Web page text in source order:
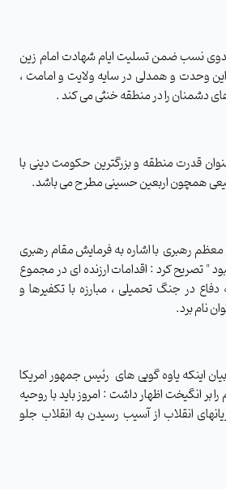
نسب ضمن تسلیت ایام شهادت امام زین
وحدت و همدلی در سایه ولایت و امامت ،
دشمنان را در منطقه خنثی می کند .
قدرت منطقه و بزرگترین حکومت دینی با
شیعی همچون اربعین حسینی مطرح می باشد.
معظم رهبری با اشاره به فرمایش مقام رهبری
" تصریح کرد : اقدامات ارزنده ای در مجموع
در جنگ تحمیلی ، مبارزه با تکفیرها و
نام برد.
اینکه یاوه گویی های رئیس جمهور امریکا
انگیخت اظهار داشت : امروز باید با روحیه
انقلاب از آسیب رسیدن به انقلاب جلو